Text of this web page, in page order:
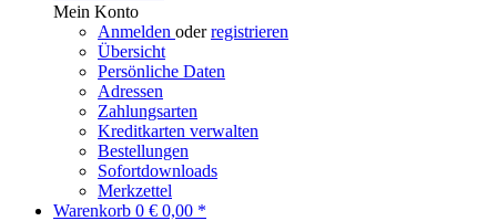
Mein Konto
Anmelden oderregistrieren
Übersicht
Persönliche Daten
Adressen
Zahlungsarten
Kreditkarten verwalten
Bestellungen
Sofortdownloads
Merkzettel
Warenkorb 0 € 0,00 *